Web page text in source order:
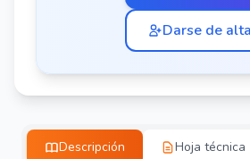
Darse de alta
Descripción Hoja técnica